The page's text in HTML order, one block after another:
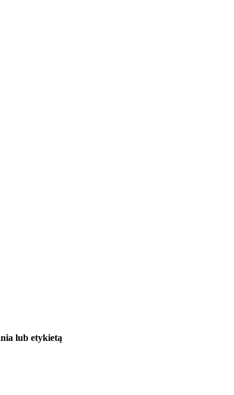
lub etykietą